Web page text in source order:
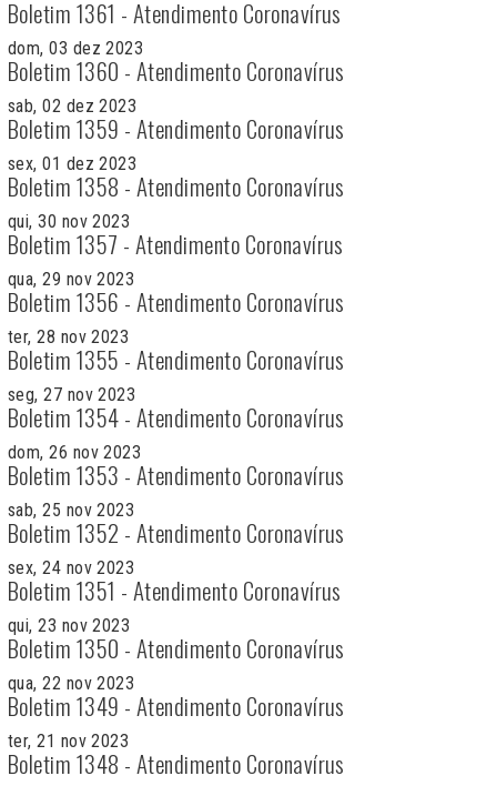
Boletim 1361 - Atendimento Coronavírus
dom, 03 dez 2023
Boletim 1360 - Atendimento Coronavírus
sab, 02 dez 2023
Boletim 1359 - Atendimento Coronavírus
sex, 01 dez 2023
Boletim 1358 - Atendimento Coronavírus
qui, 30 nov 2023
Boletim 1357 - Atendimento Coronavírus
qua, 29 nov 2023
Boletim 1356 - Atendimento Coronavírus
ter, 28 nov 2023
Boletim 1355 - Atendimento Coronavírus
seg, 27 nov 2023
Boletim 1354 - Atendimento Coronavírus
dom, 26 nov 2023
Boletim 1353 - Atendimento Coronavírus
sab, 25 nov 2023
Boletim 1352 - Atendimento Coronavírus
sex, 24 nov 2023
Boletim 1351 - Atendimento Coronavírus
qui, 23 nov 2023
Boletim 1350 - Atendimento Coronavírus
qua, 22 nov 2023
Boletim 1349 - Atendimento Coronavírus
ter, 21 nov 2023
Boletim 1348 - Atendimento Coronavírus